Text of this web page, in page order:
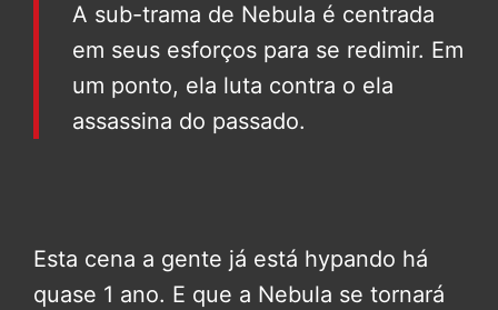
A sub-trama de Nebula é centrada
em seus esforços para se redimir. Em
um ponto, ela luta contra o ela
assassina do passado.
Esta cena a gente já está hypando há
quase 1 ano. E que a Nebula se tornará